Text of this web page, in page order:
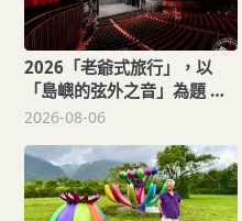
2026「老爺式旅行」，以
「島嶼的弦外之音」為題 帶
旅人開箱歌劇院後台、探訪
2026-08-06